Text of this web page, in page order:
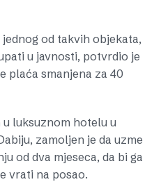
od takvih objekata,
u javnosti, potvrdio je
plaća smanjena za 40
luksuznom hotelu u
zamoljen je da uzme
od dva mjeseca, da bi ga
vrati na posao.